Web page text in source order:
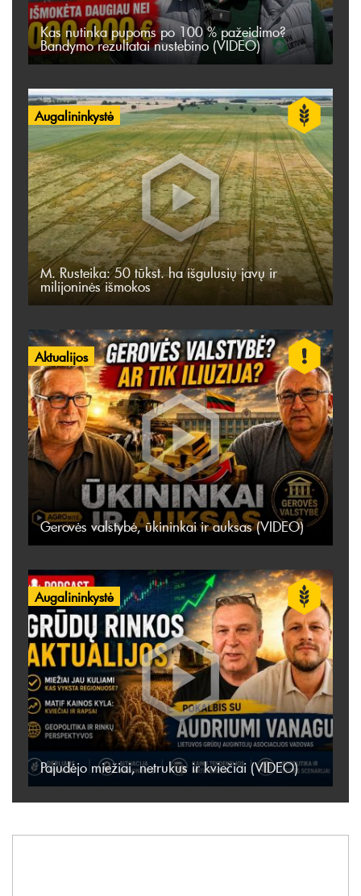
Kas nutinka pupoms po 100 % pažeidimo?
Bandymo rezultatai nustebino (VIDEO)
Augalininkystė
M. Rusteika: 50 tūkst. ha išgulusių javų ir
milijoninės išmokos
Aktualijos
Gerovės valstybė, ūkininkai ir auksas (VIDEO)
Augalininkystė
Pajudėjo miežiai, netrukus ir kviečiai (VIDEO)